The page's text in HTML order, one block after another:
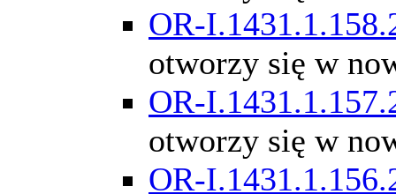
OR-
otworzy się w
OR-
otworzy się w
OR-